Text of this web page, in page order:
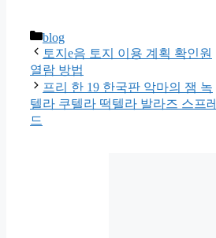
카
테
고
리
blog
토지e음 토지 이용 계획 확인원
열람 방법
프리 한 19 한국판 악마의 잼 녹
텔라 쿠텔라 떡텔라 발라즈 스프레
드